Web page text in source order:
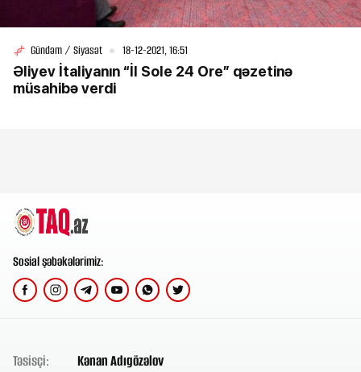
Gündəm / Siyasət 18-12-2021, 16:51
Əliyev İtaliyanın “İl Sole 24 Ore” qəzetinə
müsahibə verdi
Sosial şəbəkələrimiz:
Təsisçi: Kənan Adıgözəlov